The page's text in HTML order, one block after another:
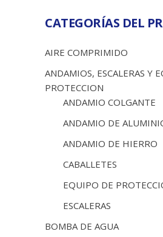
CATEGORÍAS DEL
AIRE COMPRIMIDO
ANDAMIOS, ESCALERAS Y
PROTECCION
ANDAMIO COLGANTE
ANDAMIO DE
ANDAMIO DE HIERRO
CABALLETES
EQUIPO DE
ESCALERAS
BOMBA DE AGUA